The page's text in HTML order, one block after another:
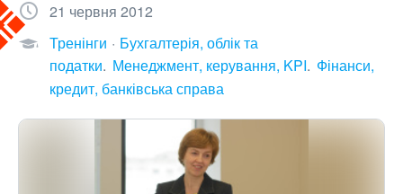
21 червня 2012
Тренінги
Бухгалтерія, облік та
податки Менеджмент, керування, KPI Фінанси,
кредит, банківська справа